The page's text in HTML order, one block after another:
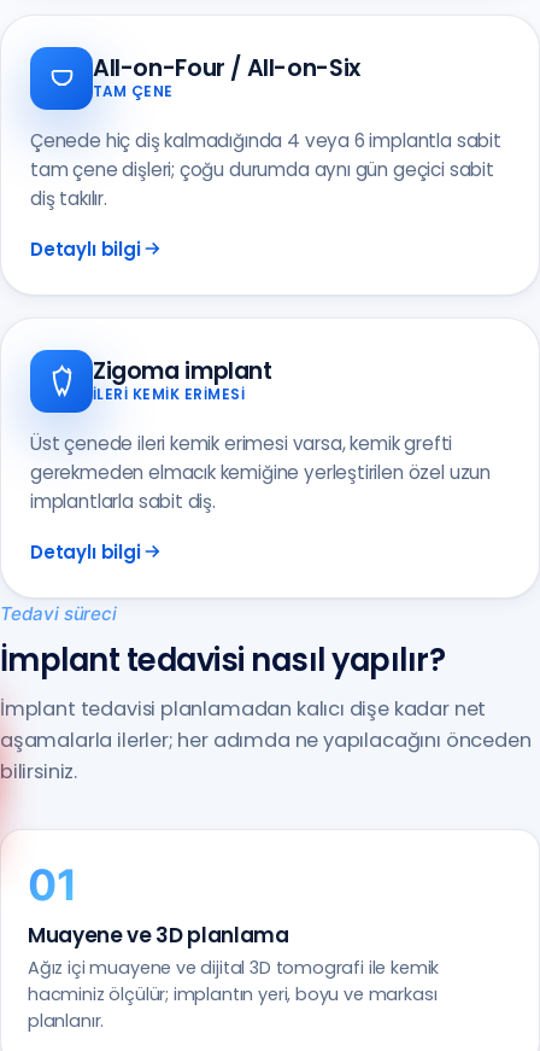
All-on-Four / All-on-Six
TAM ÇENE
Çenede hiç diş kalmadığında 4 veya 6 implantla sabit
tam çene dişleri; çoğu durumda aynı gün geçici sabit
diş takılır.
Detaylı bilgi
Zigoma implant
İLERI KEMIK ERIMESI
Üst çenede ileri kemik erimesi varsa, kemik grefti
gerekmeden elmacık kemiğine yerleştirilen özel uzun
implantlarla sabit diş.
Detaylı bilgi
Tedavi süreci
İmplant tedavisi nasıl yapılır?
İmplant tedavisi planlamadan kalıcı dişe kadar net
aşamalarla ilerler; her adımda ne yapılacağını önceden
bilirsiniz.
Muayene ve 3D planlama
Ağız içi muayene ve dijital 3D tomografi ile kemik
hacminiz ölçülür; implantın yeri, boyu ve markası
planlanır.
Anadolu Yakası
Avrupa Yakası